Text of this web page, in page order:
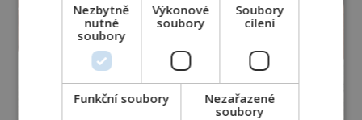
Nezbytně
nutné
soubory
Výkonové
soubory
Soubory
cílení
Funkční soubory
Nezařazené
soubory